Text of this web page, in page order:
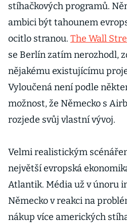
stíhačkových programů.
ambici být tahounem
ocitlo stranou. The Wall
se Berlín zatím nerozhodl,
nějakému existujícímu
Vyloučená není podle
možnost, že Německo s
rozjede svůj vlastní vývoj.
Velmi realistickým
největší evropská
Atlantik. Média už v únoru
Německo v reakci na
nákup více amerických